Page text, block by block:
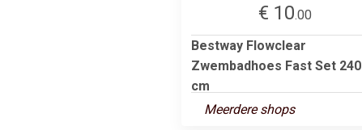
€ 10.00
Bestway Flowclear
Zwembadhoes Fast Set 240
cm
Meerdere shops